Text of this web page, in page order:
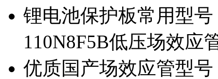
锂电池保护板常用型号
110N8F5B低压场效应
优质国产场效应管型